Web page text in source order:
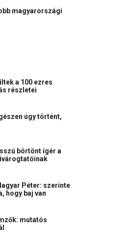
magyarországi
a 100 ezres
részletei
úgy történt,
börtönt ígér a
Péter: szerinte
hogy baj van
mutatós